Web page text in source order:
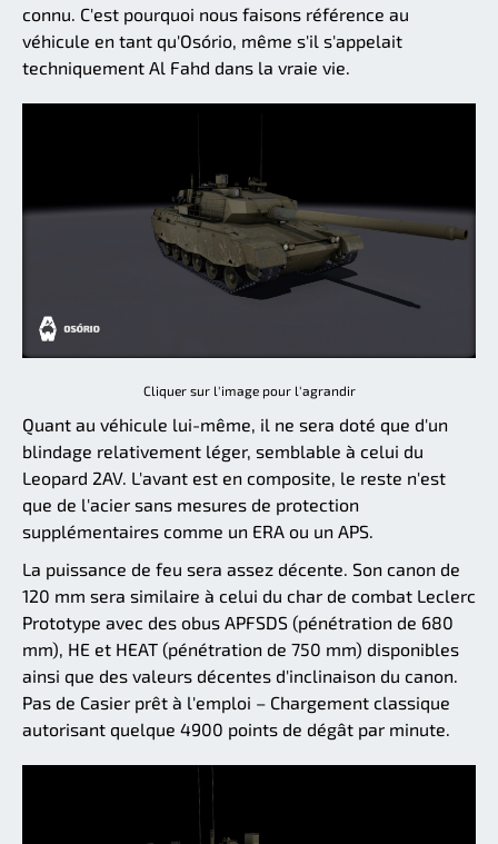
connu. C'est pourquoi nous faisons référence au
véhicule en tant qu'Osório, même s'il s'appelait
techniquement Al Fahd dans la vraie vie.
Cliquer sur l'image pour l'agrandir
Quant au véhicule lui-même, il ne sera doté que d'un
blindage relativement léger, semblable à celui du
Leopard 2AV. L'avant est en composite, le reste n'est
que de l'acier sans mesures de protection
supplémentaires comme un ERA ou un APS.
La puissance de feu sera assez décente. Son canon de
120 mm sera similaire à celui du char de combat Leclerc
Prototype avec des obus APFSDS (pénétration de 680
mm), HE et HEAT (pénétration de 750 mm) disponibles
ainsi que des valeurs décentes d'inclinaison du canon.
Pas de Casier prêt à l'emploi – Chargement classique
autorisant quelque 4900 points de dégât par minute.